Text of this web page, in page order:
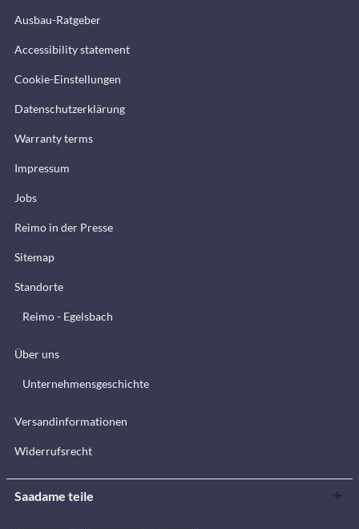
Ausbau-Ratgeber
Accessibility statement
Cookie-Einstellungen
Datenschutzerklärung
Warranty terms
Impressum
Jobs
Reimo in der Presse
Sitemap
Standorte
Reimo - Egelsbach
Über uns
Unternehmensgeschichte
Versandinformationen
Widerrufsrecht
Saadame teile